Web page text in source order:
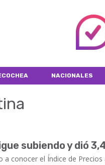
NACIONALES
subiendo y dió
a conocer el Índice de